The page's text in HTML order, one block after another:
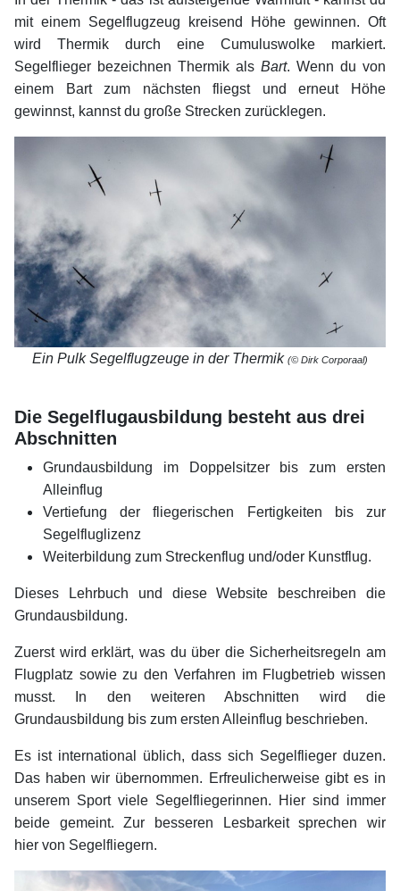
mit einem Segelflugzeug kreisend Höhe gewinnen. Oft
wird Thermik durch eine Cumuluswolke markiert.
Segelflieger bezeichnen Thermik als Bart. Wenn du von
einem Bart zum nächsten fliegst und erneut Höhe
gewinnst, kannst du große Strecken zurücklegen.
Ein Pulk Segelflugzeuge in der Thermik (© Dirk Corporaal)
Die Segelflugausbildung besteht aus drei
Abschnitten
Grundausbildung im Doppelsitzer bis zum ersten
Alleinflug
Vertiefung der fliegerischen Fertigkeiten bis zur
Segelfluglizenz
Weiterbildung zum Streckenflug und/oder Kunstflug.
Dieses Lehrbuch und diese Website beschreiben die
Grundausbildung.
Zuerst wird erklärt, was du über die Sicherheitsregeln am
Flugplatz sowie zu den Verfahren im Flugbetrieb wissen
musst. In den weiteren Abschnitten wird die
Grundausbildung bis zum ersten Alleinflug beschrieben.
Es ist international üblich, dass sich Segelflieger duzen.
Das haben wir übernommen. Erfreulicherweise gibt es in
unserem Sport viele Segelfliegerinnen. Hier sind immer
beide gemeint. Zur besseren Lesbarkeit sprechen wir
hier von Segelfliegern.